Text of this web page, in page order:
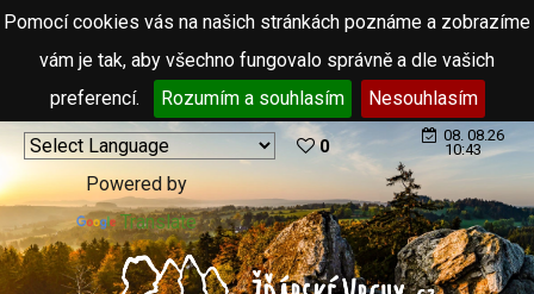
Pomocí cookies vás na našich stránkách poznáme a zobrazíme
vám je tak, aby všechno fungovalo správně a dle vašich
preferencí.
Rozumím a souhlasím Nesouhlasím
Powered by
Translate
0
08. 08.26
10:43